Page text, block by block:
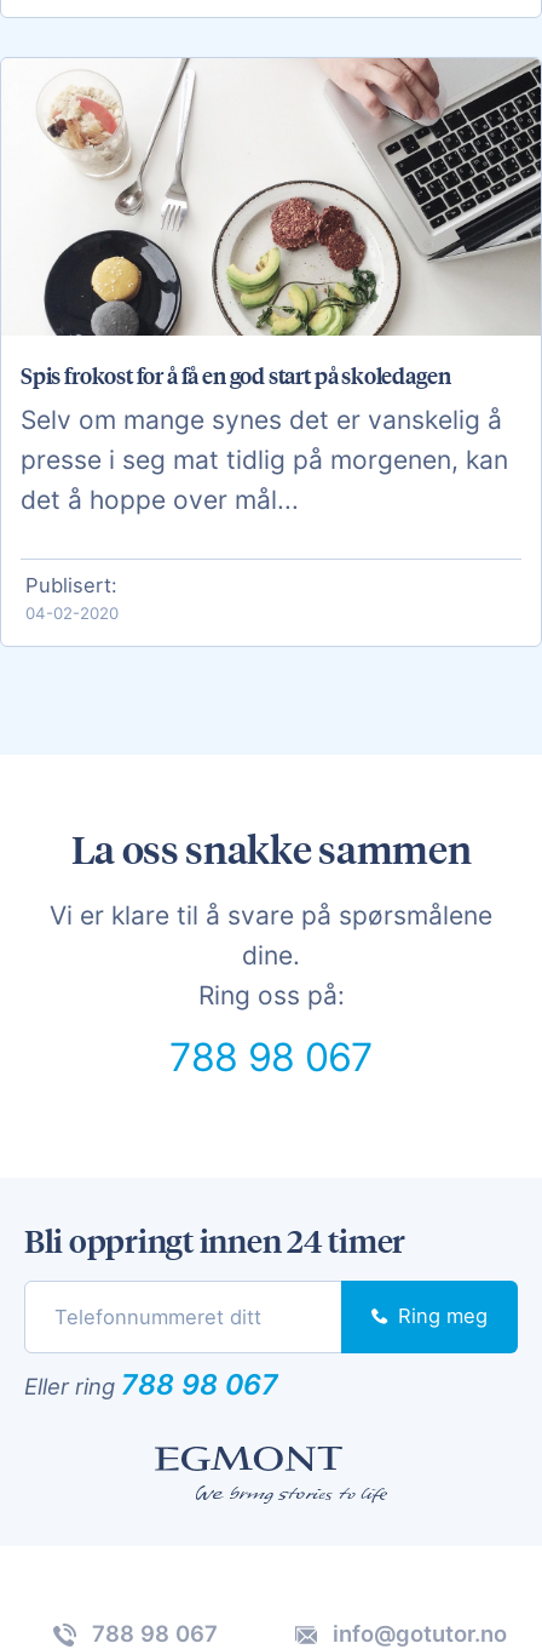
Spis frokost for å få en god start på skoledagen
Selv om mange synes det er vanskelig å
presse i seg mat tidlig på morgenen, kan
det å hoppe over mål...
Publisert:
04-02-2020
La oss snakke sammen
Vi er klare til å svare på spørsmålene
dine.
Ring oss på:
788 98 067
Bli oppringt innen 24 timer
Ring meg
Eller ring 788 98 067
788 98 067 info@gotutor.no